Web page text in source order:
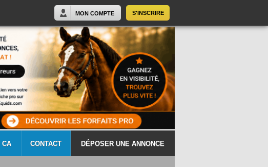
S'INSCRIRE
MON COMPTE
CA CONTACT DÉPOSER UNE ANNONCE